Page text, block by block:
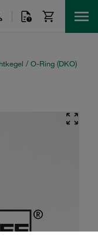
/ O-Ring (DKO)